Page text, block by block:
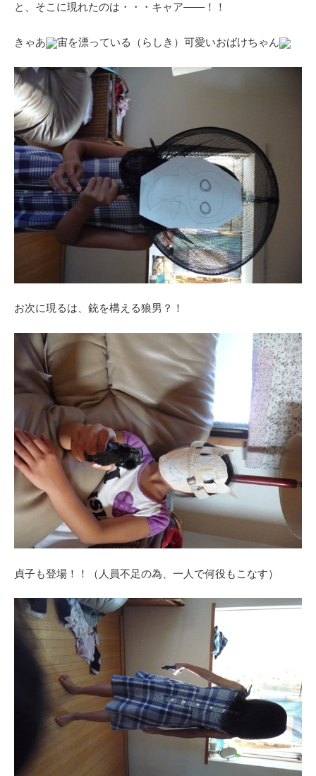
と、そこに現れたのは・・・キャア――！！
きゃあ 宙を漂っている（らしき）可愛いおばけちゃん
お次に現るは、銃を構える狼男？！
貞子も登場！！（人員不足の為、一人で何役もこなす）